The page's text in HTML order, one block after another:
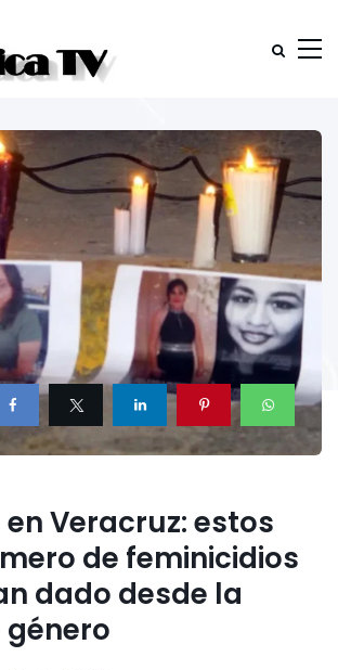
Veracruz: estos
de feminicidios
dado desde la